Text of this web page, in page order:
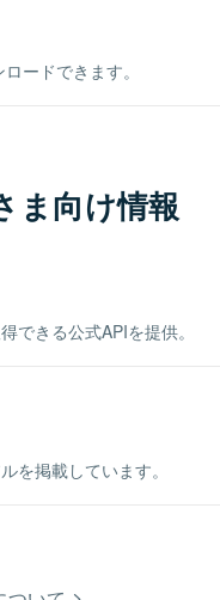
ードできます。
ま向け情報
できる公式APIを提供。
を掲載しています。